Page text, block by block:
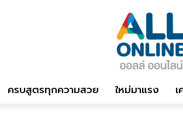
ครบสูตรทุกความสวย ใหม่มาแรง